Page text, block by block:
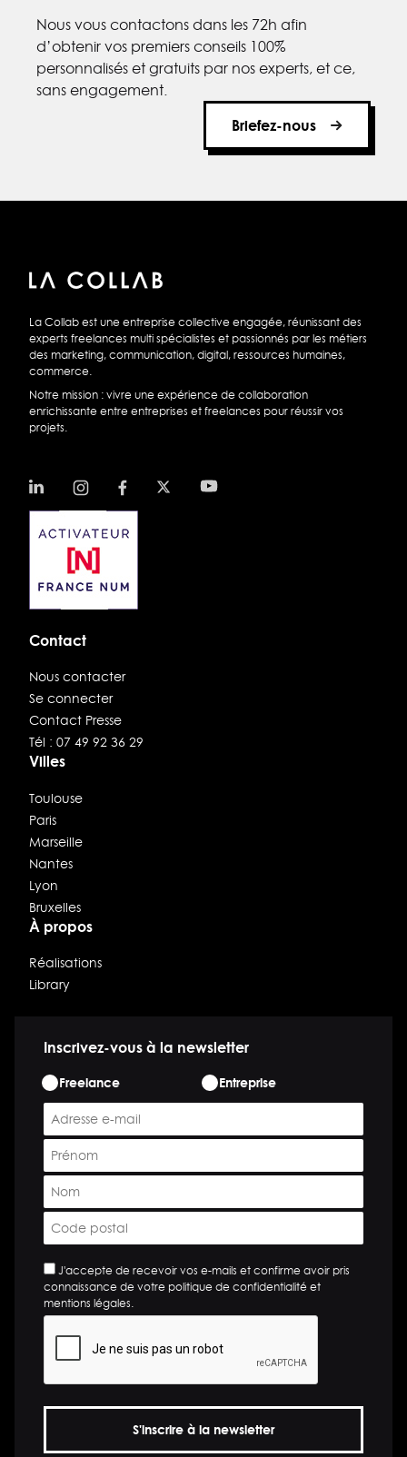
Nous vous contactons dans les 72h afin
d’obtenir vos premiers conseils 100%
personnalisés et gratuits par nos experts, et ce,
sans engagement.
Briefez-nous
La Collab est une entreprise collective engagée, réunissant des
experts freelances multi spécialistes et passionnés par les métiers
des marketing, communication, digital, ressources humaines,
commerce.
Notre mission : vivre une expérience de collaboration
enrichissante entre entreprises et freelances pour réussir vos
projets.
Contact
Nous contacter
Se connecter
Contact Presse
Tél : 07 49 92 36 29
Villes
Toulouse
Paris
Marseille
Nantes
Lyon
Bruxelles
À propos
Réalisations
Library
Inscrivez-vous à la newsletter
ETAPE
*
Freelance Entreprise
E-
mail
Prénom
*
Nom
*
Code
postal
*
*
J'accepte de recevoir vos e-mails et confirme avoir pris
connaissance de votre politique de confidentialité et
mentions légales.